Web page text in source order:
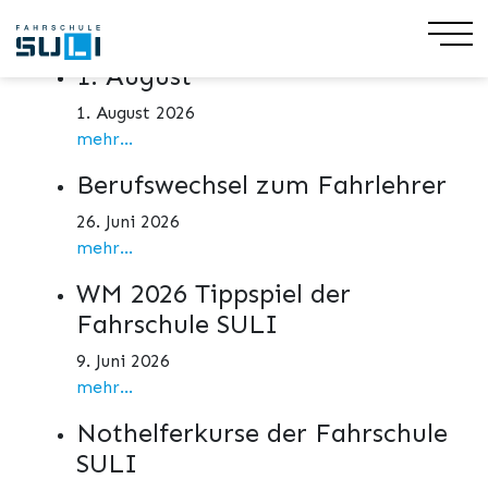
Aktuelles
1. August
1. August 2026
mehr...
Berufswechsel zum Fahrlehrer
26. Juni 2026
mehr...
WM 2026 Tippspiel der
Fahrschule SULI
9. Juni 2026
mehr...
Nothelferkurse der Fahrschule
SULI